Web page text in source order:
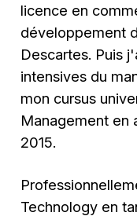
licence en
développement
Descartes. Puis
intensives du
mon cursus
Management en
2015.
Technology en